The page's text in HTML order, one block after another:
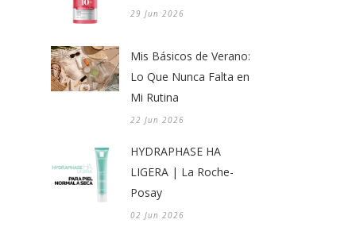
29 Jun 2026
Mis Básicos de Verano:
Lo Que Nunca Falta en
Mi Rutina
22 Jun 2026
HYDRAPHASE HA
LIGERA | La Roche-
Posay
02 Jun 2026